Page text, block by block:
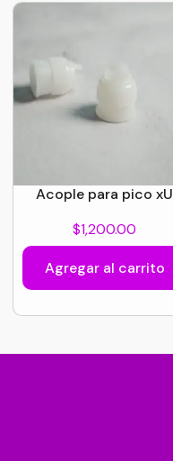
Acople para pico xU
$1,200.00
Agregar al carrito